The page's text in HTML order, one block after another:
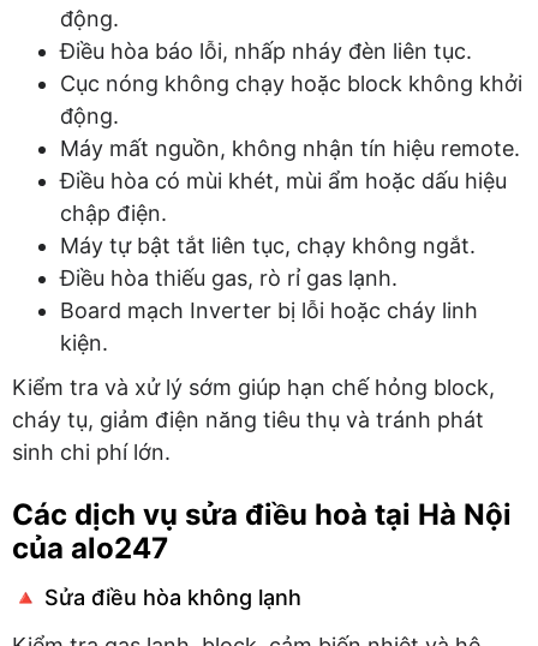
động.
Điều hòa báo lỗi, nhấp nháy đèn liên tục.
Cục nóng không chạy hoặc block không khởi
động.
Máy mất nguồn, không nhận tín hiệu remote.
Điều hòa có mùi khét, mùi ẩm hoặc dấu hiệu
chập điện.
Máy tự bật tắt liên tục, chạy không ngắt.
Điều hòa thiếu gas, rò rỉ gas lạnh.
Board mạch Inverter bị lỗi hoặc cháy linh
kiện.
Kiểm tra và xử lý sớm giúp hạn chế hỏng block,
cháy tụ, giảm điện năng tiêu thụ và tránh phát
sinh chi phí lớn.
Các dịch vụ sửa điều hoà tại Hà Nội
của alo247
🔺 Sửa điều hòa không lạnh